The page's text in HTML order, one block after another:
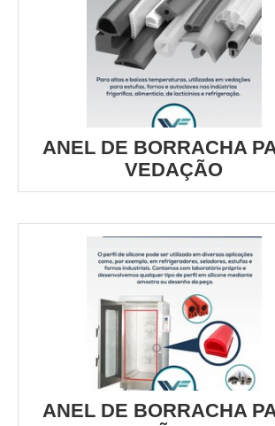
ANEL DE BORRACHA
VEDAÇÃO
ANEL DE BORRACHA